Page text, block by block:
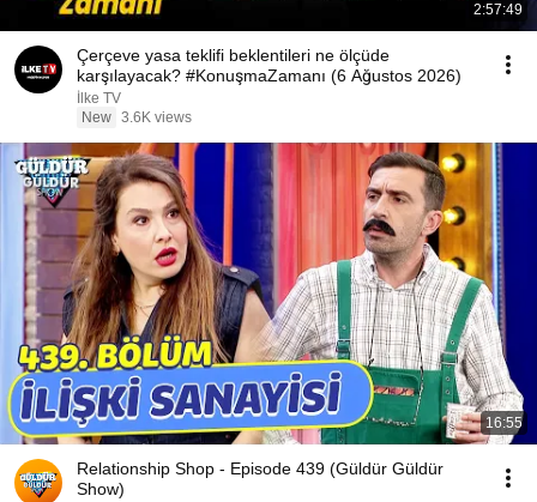
2:57:49
Çerçeve yasa teklifi beklentileri ne ölçüde
karşılayacak? #KonuşmaZamanı (6 Ağustos 2026)
İlke TV
New 3.6K views
16:55
Relationship Shop - Episode 439 (Güldür Güldür
Show)